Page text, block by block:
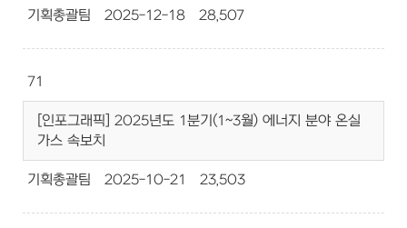
기획총괄팀 2025-12-18 28,507
71
[인포그래픽] 2025년도 1분기(1~3월) 에너지 분야 온실
가스 속보치
기획총괄팀 2025-10-21 23,503